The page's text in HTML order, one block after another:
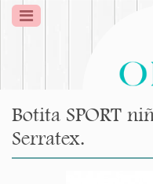
Botita SPORT
Serratex.